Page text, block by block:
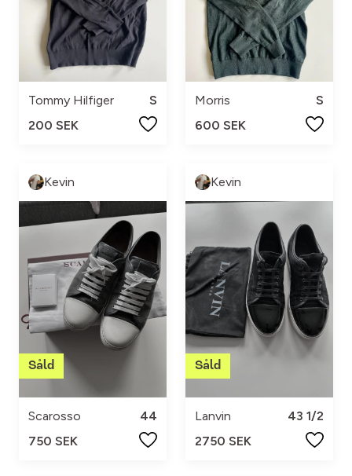
Tommy Hilfiger
S
200 SEK
Morris
S
600 SEK
Kevin
Scarosso
44
750 SEK
Kevin
Lanvin
43 1/2
2750 SEK